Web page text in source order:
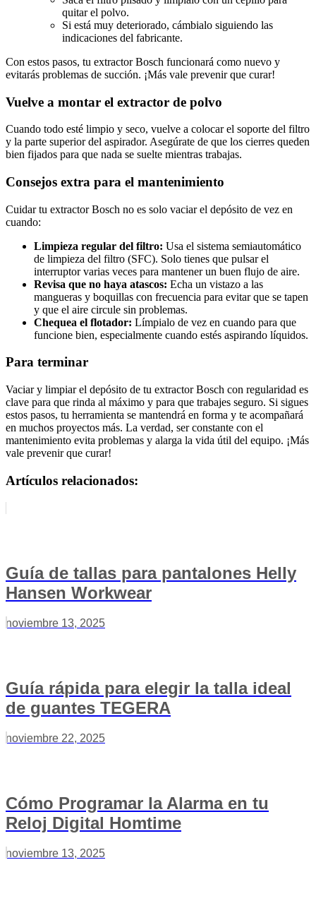
quitar el polvo.
Si está muy deteriorado, cámbialo siguiendo las
indicaciones del fabricante.
Con estos pasos, tu extractor Bosch funcionará como nuevo y
evitarás problemas de succión. ¡Más vale prevenir que curar!
Vuelve a montar el extractor de polvo
Cuando todo esté limpio y seco, vuelve a colocar el soporte del filtro
y la parte superior del aspirador. Asegúrate de que los cierres queden
bien fijados para que nada se suelte mientras trabajas.
Consejos extra para el mantenimiento
Cuidar tu extractor Bosch no es solo vaciar el depósito de vez en
cuando:
Limpieza regular del filtro: Usa el sistema semiautomático
de limpieza del filtro (SFC). Solo tienes que pulsar el
interruptor varias veces para mantener un buen flujo de aire.
Revisa que no haya atascos: Echa un vistazo a las
mangueras y boquillas con frecuencia para evitar que se tapen
y que el aire circule sin problemas.
Chequea el flotador: Límpialo de vez en cuando para que
funcione bien, especialmente cuando estés aspirando líquidos.
Para terminar
Vaciar y limpiar el depósito de tu extractor Bosch con regularidad es
clave para que rinda al máximo y para que trabajes seguro. Si sigues
estos pasos, tu herramienta se mantendrá en forma y te acompañará
en muchos proyectos más. La verdad, ser constante con el
mantenimiento evita problemas y alarga la vida útil del equipo. ¡Más
vale prevenir que curar!
Artículos relacionados:
Guía de tallas para pantalones Helly
Hansen Workwear
noviembre 13, 2025
Guía rápida para elegir la talla ideal
de guantes TEGERA
noviembre 22, 2025
Cómo Programar la Alarma en tu
Reloj Digital Homtime
noviembre 13, 2025